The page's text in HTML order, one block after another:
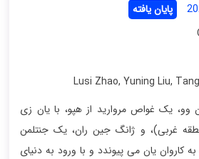
پایان یافته
, Yuning Liu,
وو، یک غواص مروارید از هپو، با یان زی
غربی)، و ژانگ جین ران، یک جنتلمن
کاروان یان می پیوندد و با ورود به دنیای